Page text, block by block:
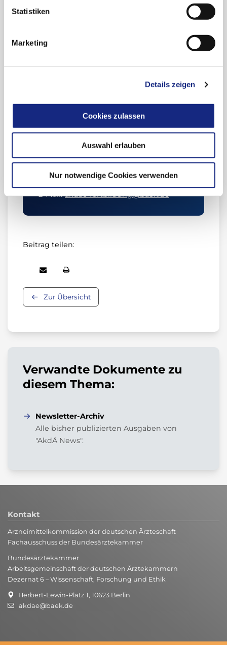
Statistiken
Marketing
Details zeigen
Cookies zulassen
Auswahl erlauben
Nur notwendige Cookies verwenden
Zeit:
Tagungsort:
Kaiserin-Friedrich-Stiftung, Hörsaal,
Fachausschuss der Bundesärztekammer
Dezernat 1 – Ärztliche Versorgung und
Arzneimittel
Telefon: 030 400456-500, Fax: 030
E-Mail:akdae-fortbildung@baek.de
Beitrag teilen:
Zur Übersicht
Verwandte Dokumente zu
diesem Thema:
Newsletter-Archiv
Alle bisher publizierten Ausgaben von
"AkdÄ News".
Kontakt
Arzneimittelkommission der deutschen Ärzteschaft
Fachausschuss der Bundesärztekammer
Bundesärztekammer
Arbeitsgemeinschaft der deutschen Ärztekammern
Dezernat 6 – Wissenschaft, Forschung und Ethik
Herbert-Lewin-Platz 1, 10623 Berlin
akdae@baek.de